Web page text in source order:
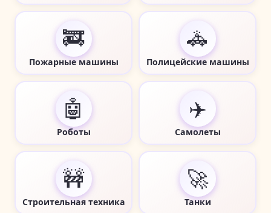
🚒
Пожарные машины
🚓
Полицейские машины
🤖
Роботы
✈️
Самолеты
🚧
Строительная техника
🚀
Танки